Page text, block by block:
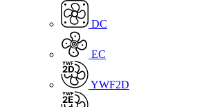
DC
EC
YWF2D